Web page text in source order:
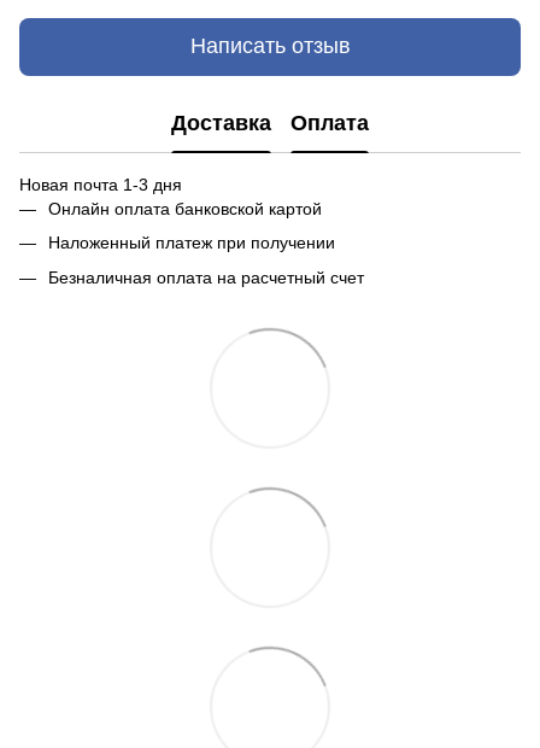
Написать отзыв
Доставка Оплата
Новая почта 1-3 дня
Онлайн оплата банковской картой
Наложенный платеж при получении
Безналичная оплата на расчетный счет